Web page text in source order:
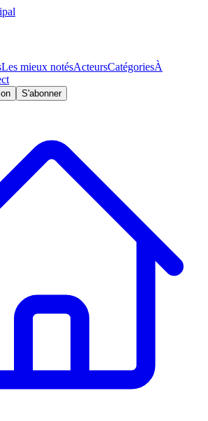
Les mieux notésActeursCatégoriesÀ
S'abonner